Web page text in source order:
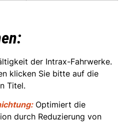
der Intrax-Fahrwerke.
klicken Sie bitte auf die
Titel.
Optimiert die
durch Reduzierung von